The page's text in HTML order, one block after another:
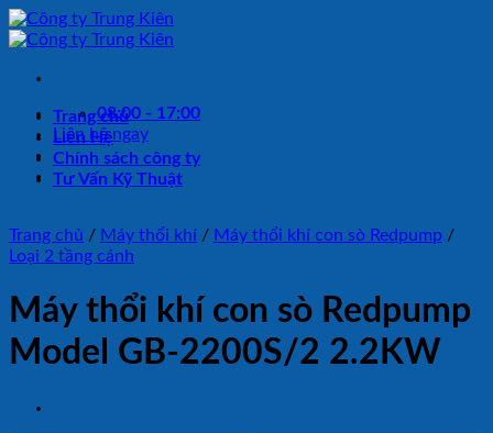
Bỏ
qua
dung
Trang chủ
Liên Hệ
Chính sách công ty
Tư Vấn Kỹ Thuật
08:00 - 17:00
Liên hệ ngay
Trang chủ / Máy thổi khí / Máy thổi khí con sò Redpump /
Loại 2 tầng cánh
Máy thổi khí con sò Redpump
Model GB-2200S/2 2.2KW